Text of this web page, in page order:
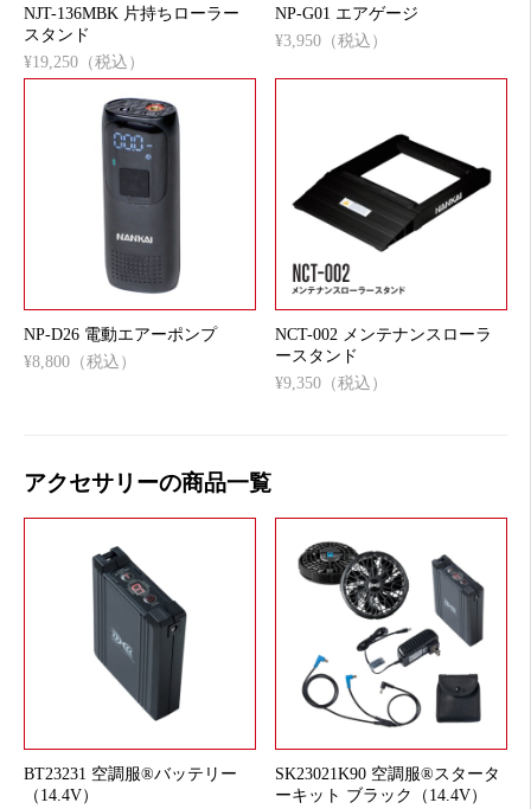
NJT-136MBK 片持ちローラー
スタンド
¥19,250（税込）
NP-G01 エアゲージ
¥3,950（税込）
NP-D26 電動エアーポンプ
¥8,800（税込）
NCT-002 メンテナンスローラ
ースタンド
¥9,350（税込）
アクセサリーの商品一覧
BT23231 空調服®バッテリー
（14.4V）
SK23021K90 空調服®スタータ
ーキット ブラック（14.4V）